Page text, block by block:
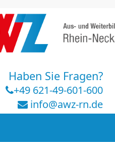
Haben Sie Fragen?
+49 621-49-601-600
info@awz-rn.de